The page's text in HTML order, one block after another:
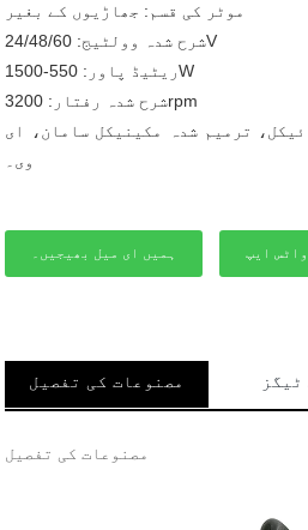
موٹر کی قسم: جھاڑیوں کے بغیر
شرح شدہ وولٹیج: 24/48/60V
ریٹیڈ پاور: 550-1500W
شرح شدہ رفتار: 3200rpm
ترمیم شدہ مکینیکل سامان، ای
وی۔
ہمیں ای میل بھیجیں۔ واٹس ایپ
مصنوعات کی تفصیل ٹیگز
مصنوعات کی تفصیل